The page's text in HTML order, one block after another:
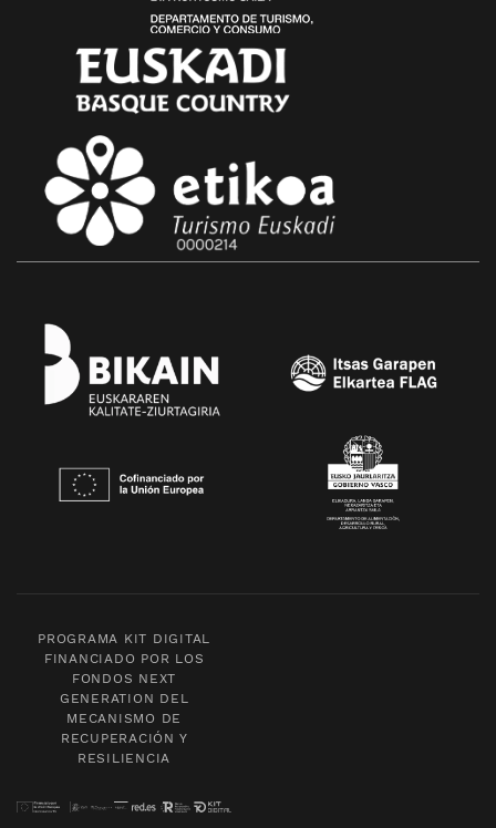
PROGRAMA KIT DIGITAL
FINANCIADO POR LOS
FONDOS NEXT
GENERATION DEL
MECANISMO DE
RECUPERACIÓN Y
RESILIENCIA